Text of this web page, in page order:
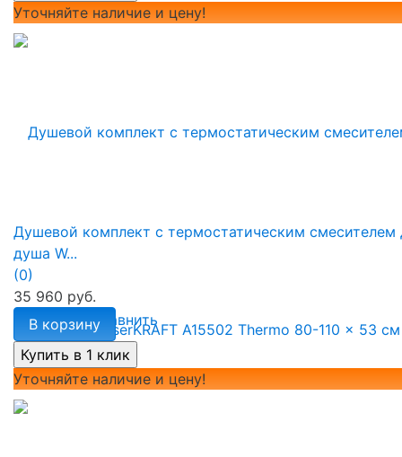
Уточняйте наличие и цену!
избранное сравнить
Душевой комплект с термостатическим смесителем
душа W...
(0)
35 960 руб.
В корзину
Уточняйте наличие и цену!